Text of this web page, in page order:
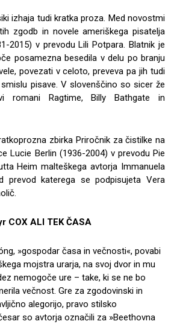
izhaja tudi kratka proza. Med novostmi
zgodb in novele ameriškega pisatelja
2015) v prevodu Lili Potpara. Blatnik je
posamezna besedila v delu po branju
povezati v celoto, preveva pa jih tudi
pisave. V slovenščino so sicer že
romani Ragtime, Billy Bathgate in
zbirka Priročnik za čistilke na
Lucie Berlin (1936-2004) v prevodu Pie
Heim malteškega avtorja Immanuela
prevod katerega se podpisujeta Vera
COX ALI TEK ČASA
»gospodar časa in večnosti«, povabi
mojstra urarja, na svoj dvor in mu
nemogoče ure – take, ki se ne bo
večnost. Gre za zgodovinski in
alegorijo, pravo stilsko
so avtorja označili za »Beethovna